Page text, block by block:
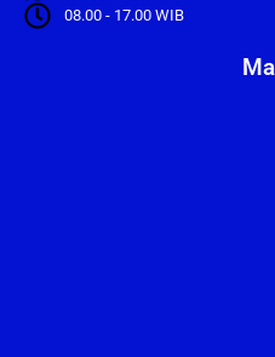
08.00 - 17.00 WIB